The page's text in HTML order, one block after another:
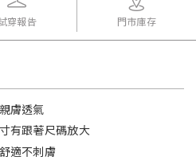
穿報告 門市庫存
膚透氣
有跟著尺碼放大
適不刺膚